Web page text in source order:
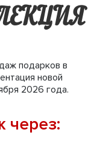
подарков в
новой
2026 года.
через: